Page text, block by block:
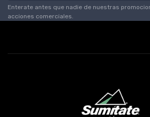
Enterate antes que nadie de nuestras
acciones comerciales.